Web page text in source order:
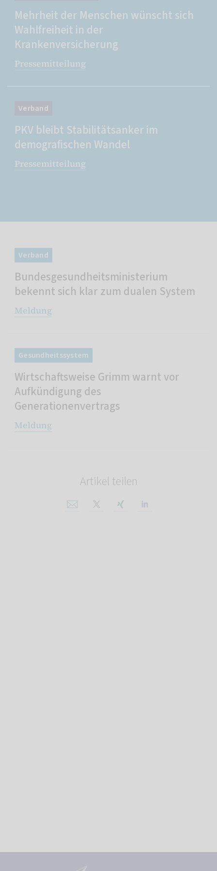
Mehrheit der Menschen wünscht sich
Wahlfreiheit in der
Krankenversicherung
Pressemitteilung
Verband
PKV bleibt Stabilitätsanker im
demografischen Wandel
Pressemitteilung
Verband
Bundesgesundheitsministerium
bekennt sich klar zum dualen System
Meldung
Gesundheitssystem
Wirtschaftsweise Grimm warnt vor
Aufkündigung des
Generationenvertrags
Meldung
Artikel teilen
Per E-Mail teilen
Auf X teilenAuf Xing teilen
Auf Linkedin